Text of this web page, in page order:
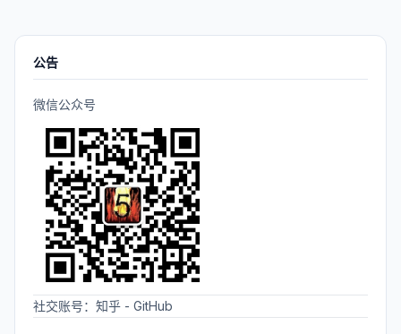
公告
微信公众号
社交账号： 知乎 - GitHub